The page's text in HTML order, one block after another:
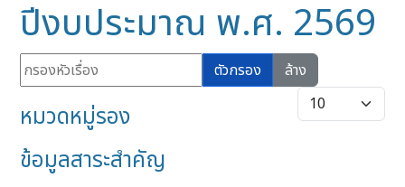
ปีงบประมาณ พ.ศ. 2569
กรองหัวเรื่อง ตัวกรอง
ล้าง
แสดง #
หมวดหมู่รอง
ข้อมูลสาระสำคัญ